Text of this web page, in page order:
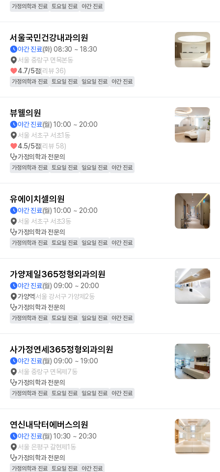
가정의학과 진료 토요일 진료 야간 진료
서울국민건강내과의원
야간 진료(화) 08:30 ~ 18:30
서울 중랑구 면목본동
4.7/5점(리뷰 36)
가정의학과 진료 토요일 진료 일요일 진료 야간 진료
뷰웰의원
야간 진료(월) 10:00 ~ 20:00
서울 서초구 서초1동
4.5/5점(리뷰 58)
가정의학과전문의
가정의학과 진료 토요일 진료 일요일 진료 야간 진료
유에이치셀의원
야간 진료(월) 10:00 ~ 20:00
서울 서초구 서초3동
가정의학과전문의
가정의학과 진료 토요일 진료 일요일 진료 야간 진료
가양제일365정형외과의원
야간 진료(월) 09:00 ~ 20:00
가양역서울 강서구 가양제2동
가정의학과전문의
가정의학과 진료 토요일 진료 일요일 진료 야간 진료
사가정연세365정형외과의원
야간 진료(월) 09:00 ~ 19:00
서울 중랑구 면목제7동
가정의학과전문의
가정의학과 진료 토요일 진료 일요일 진료 야간 진료
연신내닥터에버스의원
야간 진료(월) 10:30 ~ 20:30
서울 은평구 갈현제1동
가정의학과전문의
가정의학과 진료 토요일 진료 야간 진료